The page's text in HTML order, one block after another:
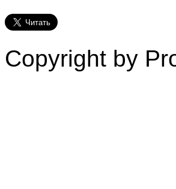
Copyright by